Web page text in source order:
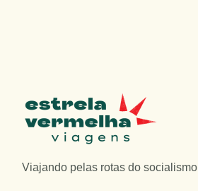
Viajando pelas rotas do socialismo